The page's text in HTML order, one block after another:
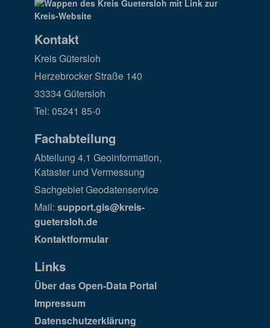
Kontakt
Kreis Gütersloh
Herzebrocker Straße 140
33334 Gütersloh
Tel: 05241 85-0
Fachabteilung
Abteilung 4.1 Geoinformation,
Kataster und Vermessung
Sachgebiet Geodatenservice
Mail: support.gis@kreis-
guetersloh.de
Kontaktformular
Links
Über das Open-Data Portal
Impressum
Datenschutzerklärung